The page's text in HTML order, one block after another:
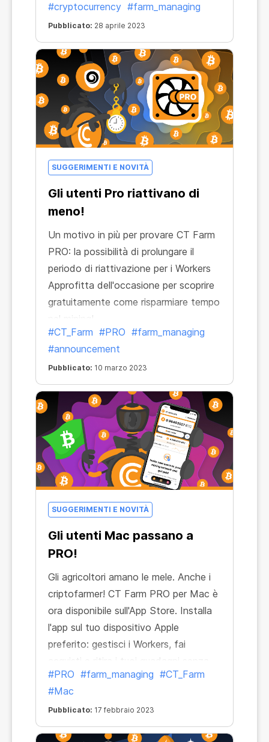
#cryptocurrency #farm_managing
Pubblicato: 28 aprile 2023
SUGGERIMENTI E NOVITÀ
Gli utenti Pro riattivano di
meno!
Un motivo in più per provare CT Farm
PRO: la possibilità di prolungare il
periodo di riattivazione per i Workers
Approfitta dell'occasione per scoprire
gratuitamente come risparmiare tempo
nel mining!
#CT_Farm #PRO #farm_managing
#announcement
Pubblicato: 10 marzo 2023
SUGGERIMENTI E NOVITÀ
Gli utenti Mac passano a
PRO!
Gli agricoltori amano le mele. Anche i
criptofarmer! CT Farm PRO per Mac è
ora disponibile sull'App Store. Installa
l'app sul tuo dispositivo Apple
preferito: gestisci i Workers, fai
acquisti e ritira i tuoi guadagni senza
limiti.
#PRO #farm_managing #CT_Farm
#Mac
Pubblicato: 17 febbraio 2023